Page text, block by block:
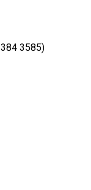
3585)